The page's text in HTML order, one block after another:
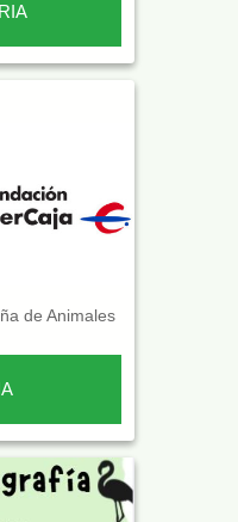
de Animales